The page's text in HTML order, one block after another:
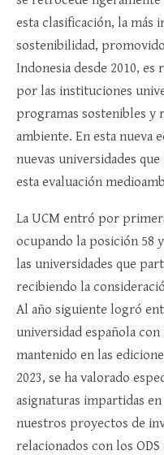
esta clasificación, la más
sostenibilidad,
Indonesia desde 2010,
por las instituciones
programas sostenibles y
ambiente. En esta nueva
nuevas universidades
esta evaluación
La UCM entró por
ocupando la posición 58
las universidades que
recibiendo la
Al año siguiente logró
universidad española
mantenido en las
2023, se ha valorado
asignaturas impartidas
nuestros proyectos de
relacionados con los ODS